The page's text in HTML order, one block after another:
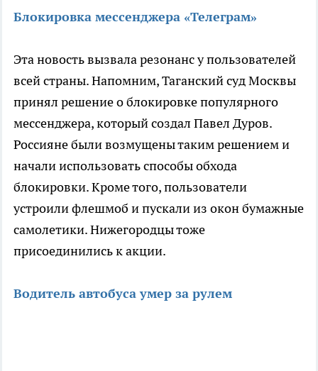
Блокировка мессенджера «Телеграм»
Эта новость вызвала резонанс у пользователей
всей страны. Напомним, Таганский суд Москвы
принял решение о блокировке популярного
мессенджера, который создал Павел Дуров.
Россияне были возмущены таким решением и
начали использовать способы обхода
блокировки. Кроме того, пользователи
устроили флешмоб и пускали из окон бумажные
самолетики. Нижегородцы тоже
присоединились к акции.
Водитель автобуса умер за рулем